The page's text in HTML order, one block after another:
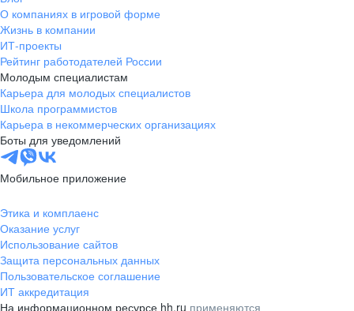
О компаниях в игровой форме
Жизнь в компании
ИТ-проекты
Рейтинг работодателей России
Молодым специалистам
Карьера для молодых специалистов
Школа программистов
Карьера в некоммерческих организациях
Боты для уведомлений
Мобильное приложение
Этика и комплаенс
Оказание услуг
Использование сайтов
Защита персональных данных
Пользовательское соглашение
ИТ аккредитация
На информационном ресурсе hh.ru применяются